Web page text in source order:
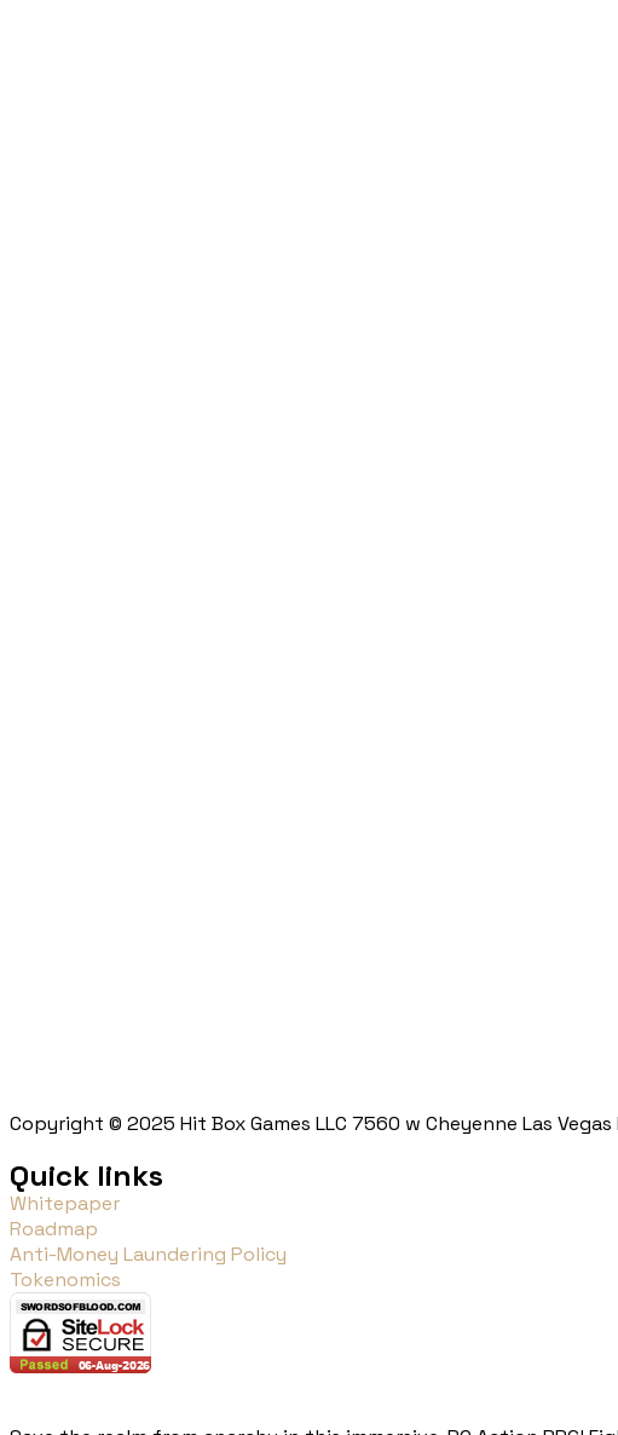
Copyright © 2025 Hit Box Games LLC 7560 w Cheyenne Las Vegas
Quick links
Whitepaper
Roadmap
Anti-Money Laundering Policy
Tokenomics